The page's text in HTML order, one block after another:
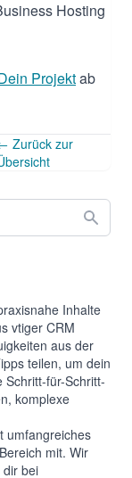
Hosting
Projektab
Zurück zur
Inhalte
vtiger CRM
aus der
teilen, um dein
für-Schritt-
komplexe
umfangreiches
mit. Wir
dir bei